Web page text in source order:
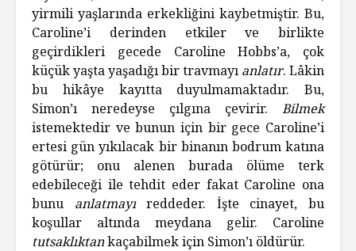
yirmili yaşlarında erkekliğini kaybetmiştir. Bu,
Caroline’i derinden etkiler ve birlikte
geçirdikleri gecede Caroline Hobbs’a, çok
küçük yaşta yaşadığı bir travmayı anlatır. Lâkin
bu hikâye kayıtta duyulmamaktadır. Bu,
Simon’ı neredeyse çılgına çevirir. Bilmek
istemektedir ve bunun için bir gece Caroline’i
ertesi gün yıkılacak bir binanın bodrum katına
götürür; onu alenen burada ölüme terk
edebileceği ile tehdit eder fakat Caroline ona
bunu anlatmayıreddeder. İşte cinayet, bu
koşullar altında meydana gelir. Caroline
tutsaklıktankaçabilmek için Simon’ı öldürür.